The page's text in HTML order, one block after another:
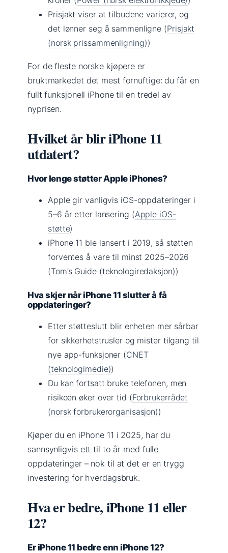
Prisjakt viser at tilbudene varierer, og
det lønner seg å sammenligne (Prisjakt
(norsk prissammenligning))
For de fleste norske kjøpere er
bruktmarkedet det mest fornuftige: du får en
fullt funksjonell iPhone til en tredel av
nyprisen.
Hvilket år blir iPhone 11
utdatert?
Hvor lenge støtter Apple iPhones?
Apple gir vanligvis iOS-oppdateringer i
5–6 år etter lansering (Apple iOS-
støtte)
iPhone 11 ble lansert i 2019, så støtten
forventes å vare til minst 2025–2026
(Tom’s Guide (teknologiredaksjon))
Hva skjer når iPhone 11 slutter å få
oppdateringer?
Etter støtteslutt blir enheten mer sårbar
for sikkerhetstrusler og mister tilgang til
nye app-funksjoner (CNET
(teknologimedie))
Du kan fortsatt bruke telefonen, men
risikoen øker over tid (Forbrukerrådet
(norsk forbrukerorganisasjon))
Kjøper du en iPhone 11 i 2025, har du
sannsynligvis ett til to år med fulle
oppdateringer – nok til at det er en trygg
investering for hverdagsbruk.
Hva er bedre, iPhone 11 eller
12?
Er iPhone 11 bedre enn iPhone 12?